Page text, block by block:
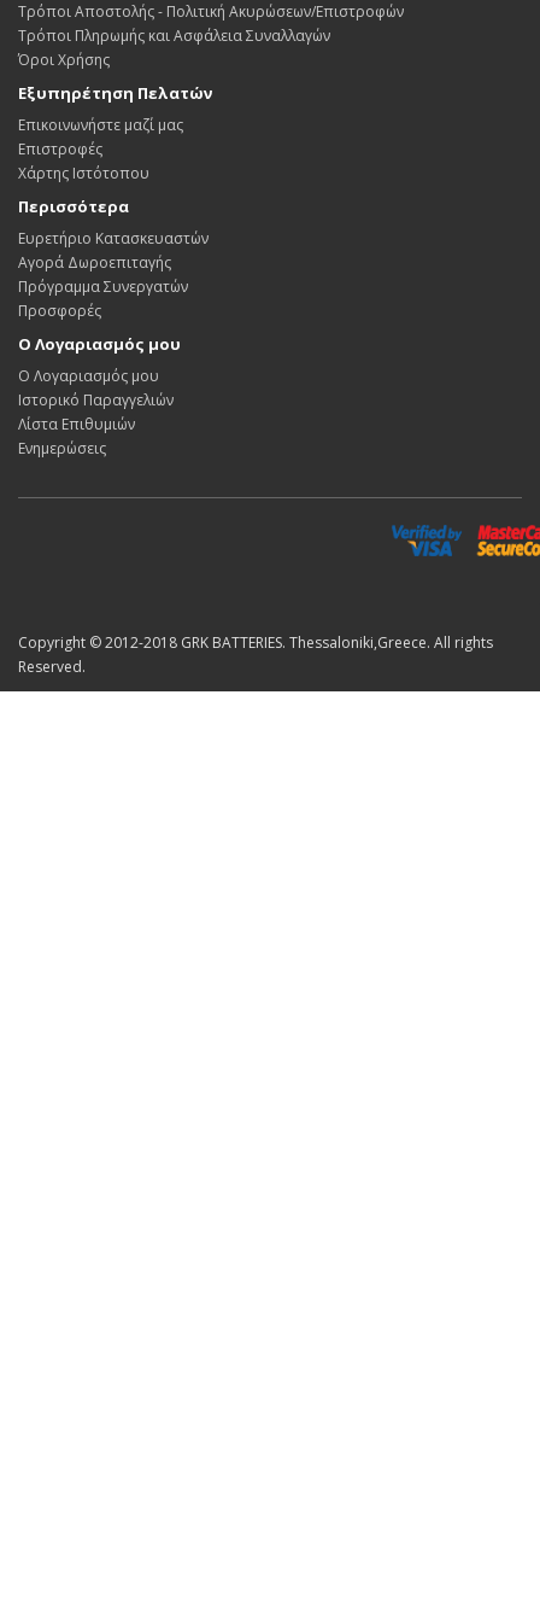
Τρόποι Αποστολής - Πολιτική Ακυρώσεων/Επιστροφών
Τρόποι Πληρωμής και Ασφάλεια Συναλλαγών
Όροι Χρήσης
Εξυπηρέτηση Πελατών
Επικοινωνήστε μαζί μας
Επιστροφές
Χάρτης Ιστότοπου
Περισσότερα
Ευρετήριο Κατασκευαστών
Αγορά Δωροεπιταγής
Πρόγραμμα Συνεργατών
Προσφορές
Ο Λογαριασμός μου
Ο Λογαριασμός μου
Ιστορικό Παραγγελιών
Λίστα Επιθυμιών
Ενημερώσεις
Copyright © 2012-2018 GRK BATTERIES. Thessaloniki,Greece. All rights
Reserved.